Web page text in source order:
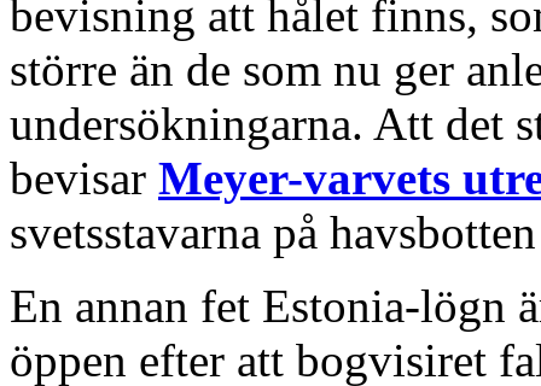
bevisning att hålet finns,
större än de som nu ger
undersökningarna. Att det
bevisar Meyer-varvets
svetsstavarna på
En annan fet Estonia-lögn
öppen efter att bogvisiret